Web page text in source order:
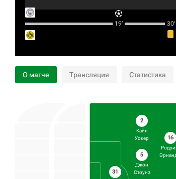
19‎’‎ 30‎’‎
О матче Трансляция Статистика
31
2
Кайл
Уокер
5
Джон
Стоунз
16